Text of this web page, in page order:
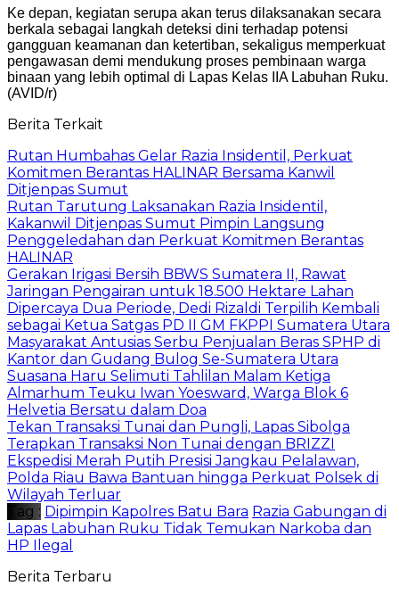
Ke depan, kegiatan serupa akan terus dilaksanakan secara
berkala sebagai langkah deteksi dini terhadap potensi
gangguan keamanan dan ketertiban, sekaligus memperkuat
pengawasan demi mendukung proses pembinaan warga
binaan yang lebih optimal di Lapas Kelas IIA Labuhan Ruku.
(AVID/r)
Berita Terkait
Rutan Humbahas Gelar Razia Insidentil, Perkuat
Komitmen Berantas HALINAR Bersama Kanwil
Ditjenpas Sumut
Rutan Tarutung Laksanakan Razia Insidentil,
Kakanwil Ditjenpas Sumut Pimpin Langsung
Penggeledahan dan Perkuat Komitmen Berantas
HALINAR
Gerakan Irigasi Bersih BBWS Sumatera II, Rawat
Jaringan Pengairan untuk 18.500 Hektare Lahan
Dipercaya Dua Periode, Dedi Rizaldi Terpilih Kembali
sebagai Ketua Satgas PD II GM FKPPI Sumatera Utara
Masyarakat Antusias Serbu Penjualan Beras SPHP di
Kantor dan Gudang Bulog Se-Sumatera Utara
Suasana Haru Selimuti Tahlilan Malam Ketiga
Almarhum Teuku Iwan Yoesward, Warga Blok 6
Helvetia Bersatu dalam Doa
Tekan Transaksi Tunai dan Pungli, Lapas Sibolga
Terapkan Transaksi Non Tunai dengan BRIZZI
Ekspedisi Merah Putih Presisi Jangkau Pelalawan,
Polda Riau Bawa Bantuan hingga Perkuat Polsek di
Wilayah Terluar
Tag : Dipimpin Kapolres Batu Bara Razia Gabungan di
Lapas Labuhan Ruku Tidak Temukan Narkoba dan
HP Ilegal
Berita Terbaru